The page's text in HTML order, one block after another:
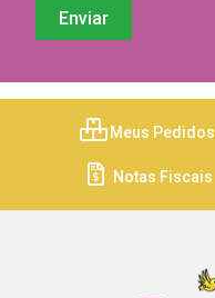
Meus Pedidos
Notas Fiscais